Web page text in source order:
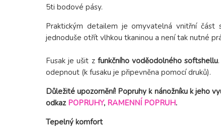
5ti bodové pásy.
Praktickým detailem je omyvatelná vnitřní
jednoduše otřít vlhkou tkaninou a není tak nutné
Fusak je ušit z funkčního voděodolného softshellu
odepnout (k fusaku je připevněna pomocí druků).
Důležité upozornění! Popruhy k nánožníku k jeho
odkaz POPRUHY, RAMENNÍ POPRUH.
Tepelný komfort